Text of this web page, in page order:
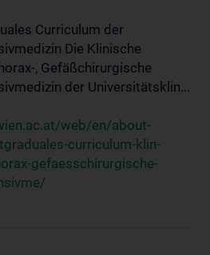
Curriculum der
Die Klinische
, Gefäßchirurgische
der Universitätsklin...
web/en/about-
curriculum-klin-
gefaesschirurgische-